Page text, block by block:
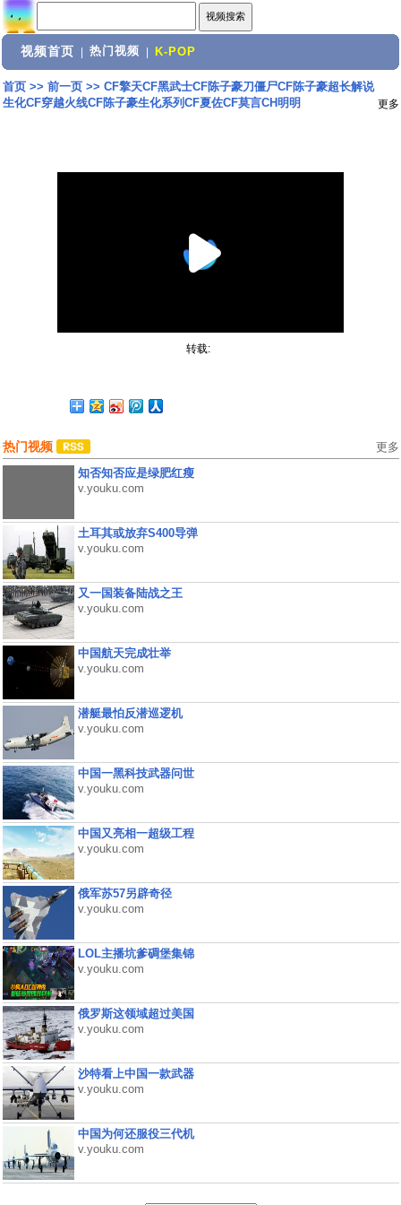
视频首页 热门视频 K-POP
首页>> 前一页>> CF擎天CF黑武士CF陈子豪刀僵尸CF陈子豪超长解说
生化CF穿越火线CF陈子豪生化系列CF夏佐CF莫言CH明明
更多
转载:
热门视频 更多
知否知否应是绿肥红瘦
v.youku.com
土耳其或放弃S400导弹
v.youku.com
又一国装备陆战之王
v.youku.com
中国航天完成壮举
v.youku.com
潜艇最怕反潜巡逻机
v.youku.com
中国一黑科技武器问世
v.youku.com
中国又亮相一超级工程
v.youku.com
俄军苏57另辟奇径
v.youku.com
LOL主播坑爹碉堡集锦
v.youku.com
俄罗斯这领域超过美国
v.youku.com
沙特看上中国一款武器
v.youku.com
中国为何还服役三代机
v.youku.com